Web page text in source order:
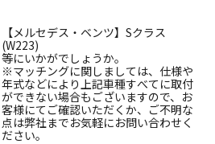
【メルセデス・ベンツ】Sクラス
(W223)
等にいかがでしょうか。
※マッチングに関しましては、仕様や
年式などにより上記車種すべてに取付
ができない場合もございますので、お
客様にてご確認いただくか、ご不明な
点は弊社までお気軽にお問い合わせく
ださい。